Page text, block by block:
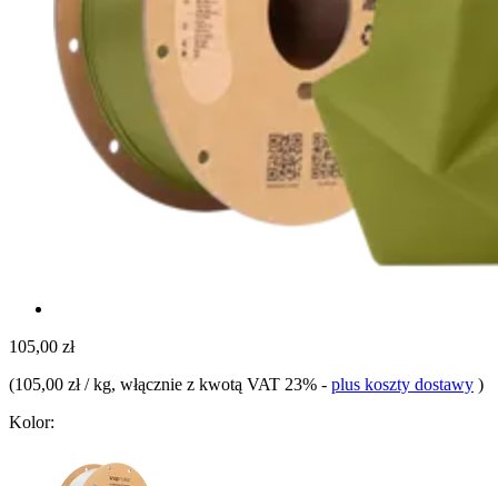
105,00 zł
(105,00 zł / kg, włącznie z kwotą VAT 23% - plus koszty dostawy )
Kolor: